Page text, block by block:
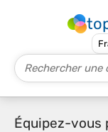
Équipez-vous